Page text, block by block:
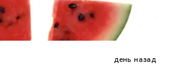
день назад